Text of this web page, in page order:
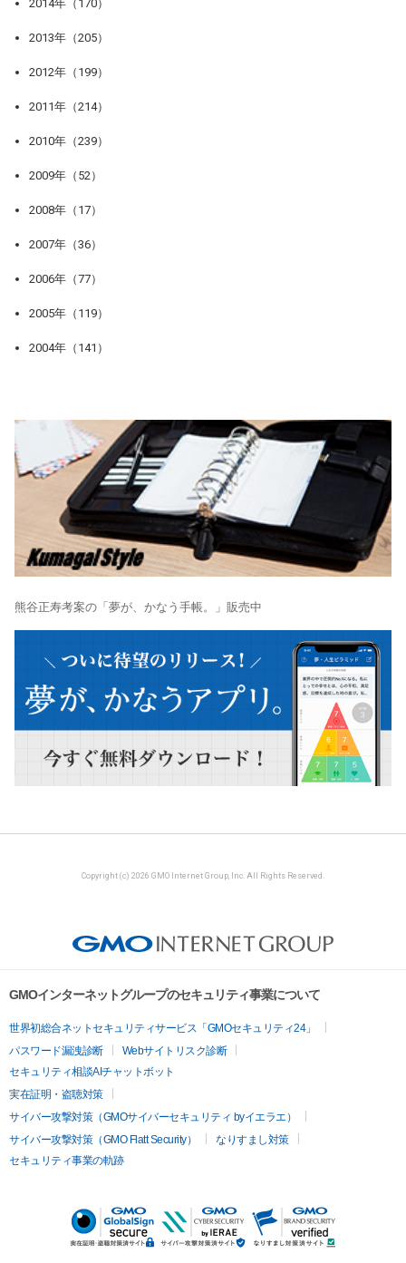
2014年（170）
2013年（205）
2012年（199）
2011年（214）
2010年（239）
2009年（52）
2008年（17）
2007年（36）
2006年（77）
2005年（119）
2004年（141）
熊谷正寿考案の「夢が、かなう手帳。」販売中
Copyright (c) 2026 GMO Internet Group, Inc. All Rights Reserved.
GMOインターネットグループのセキュリティ事業について
世界初総合ネットセキュリティサービス「GMOセキュリティ24」
パスワード漏洩診断
Webサイトリスク診断
セキュリティ相談AIチャットボット
実在証明・盗聴対策
サイバー攻撃対策（GMOサイバーセキュリティ byイエラエ）
サイバー攻撃対策（GMO Flatt Security）
なりすまし対策
セキュリティ事業の軌跡